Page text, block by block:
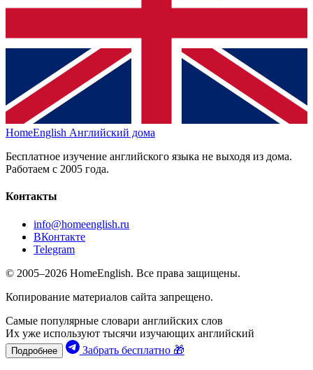
HomeEnglish Английский дома
Бесплатное изучение английского языка не выходя из дома.
Работаем с 2005 года.
Контакты
info@homeenglish.ru
ВКонтакте
Telegram
© 2005–2026 HomeEnglish. Все права защищены.
Копирование материалов сайта запрещено.
Самые популярные словари английских слов
Их уже используют тысячи изучающих английский
Подробнее Забрать бесплатно 🎁